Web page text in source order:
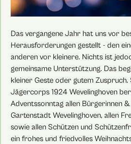
Das vergangene Jahr hat uns vor
Herausforderungen gestellt - den
anderen vor kleinere. Nichts ist
gemeinsame Unterstützung. Das
kleiner Geste oder gutem Zuspruch.
Jägercorps 1924 Wevelinghoven
Adventssonntag allen Bürgerinnen
Gartenstadt Wevelinghoven, allen
sowie allen Schützen und
ein frohes und friedvolles